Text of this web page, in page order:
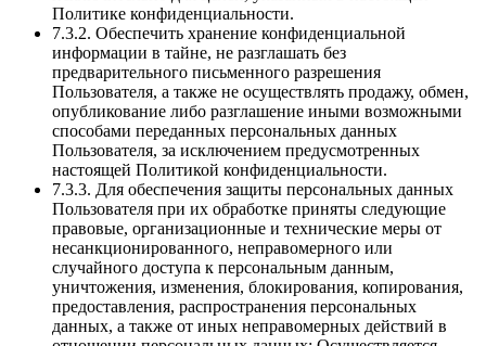
Политике конфиденциальности.
7.3.2. Обеспечить хранение конфиденциальной
информации в тайне, не разглашать без
предварительного письменного разрешения
Пользователя, а также не осуществлять продажу, обмен,
опубликование либо разглашение иными возможными
способами переданных персональных данных
Пользователя, за исключением предусмотренных
настоящей Политикой конфиденциальности.
7.3.3. Для обеспечения защиты персональных данных
Пользователя при их обработке приняты следующие
правовые, организационные и технические меры от
несанкционированного, неправомерного или
случайного доступа к персональным данным,
уничтожения, изменения, блокирования, копирования,
предоставления, распространения персональных
данных, а также от иных неправомерных действий в